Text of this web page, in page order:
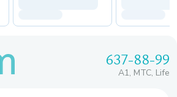
637-88-99
A1, МТС, Life